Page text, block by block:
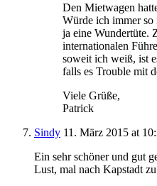
Den Mietwagen
Würde ich immer so
ja eine Wundertüte.
internationalen
soweit ich weiß, ist
falls es Trouble mit
Viele Grüße,
Patrick
Sindy 11. März 2015 at
Ein sehr schöner und gut
Lust, mal nach Kapstadt